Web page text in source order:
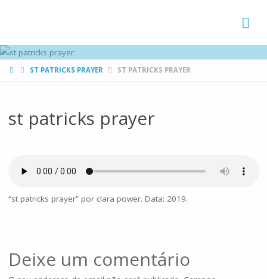
HOMEST PATRICKS PRAYER ST PATRICKS PRAYER
st patricks prayer
“st patricks prayer” por clara power. Data: 2019.
Deixe um comentário